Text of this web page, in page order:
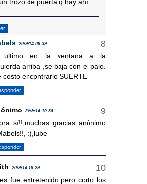
un trozo de puerta q hay ahí
20/9/14 09:39
ultimo en la ventana a la
arriba ,se baja con el palo.
costo encpntrarlo SUERTE
20/9/14 10:38
sí!!,muchas gracias anónimo
:),lube
20/9/14 18:29
fue entretenido pero corto los